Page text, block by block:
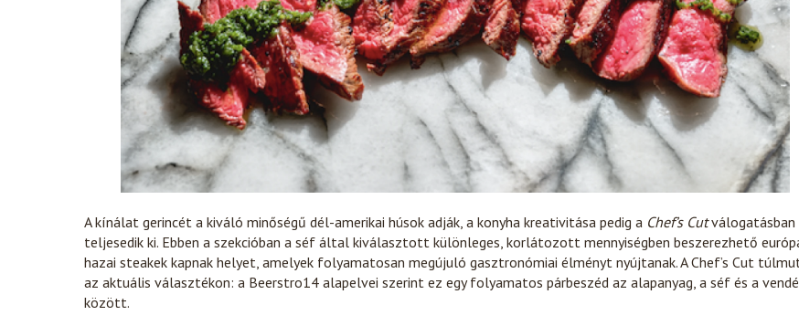
A kínálat gerincét a kiváló minőségű dél-amerikai húsok adják, a konyha kreativitása pedig a Chef’s Cutválogatásban
teljesedik ki. Ebben a szekcióban a séf által kiválasztott különleges, korlátozott mennyiségben beszerezhető
hazai steakek kapnak helyet, amelyek folyamatosan megújuló gasztronómiai élményt nyújtanak. A Chef’s Cut
az aktuális választékon: a Beerstro14 alapelvei szerint ez egy folyamatos párbeszéd az alapanyag, a séf és a
között.